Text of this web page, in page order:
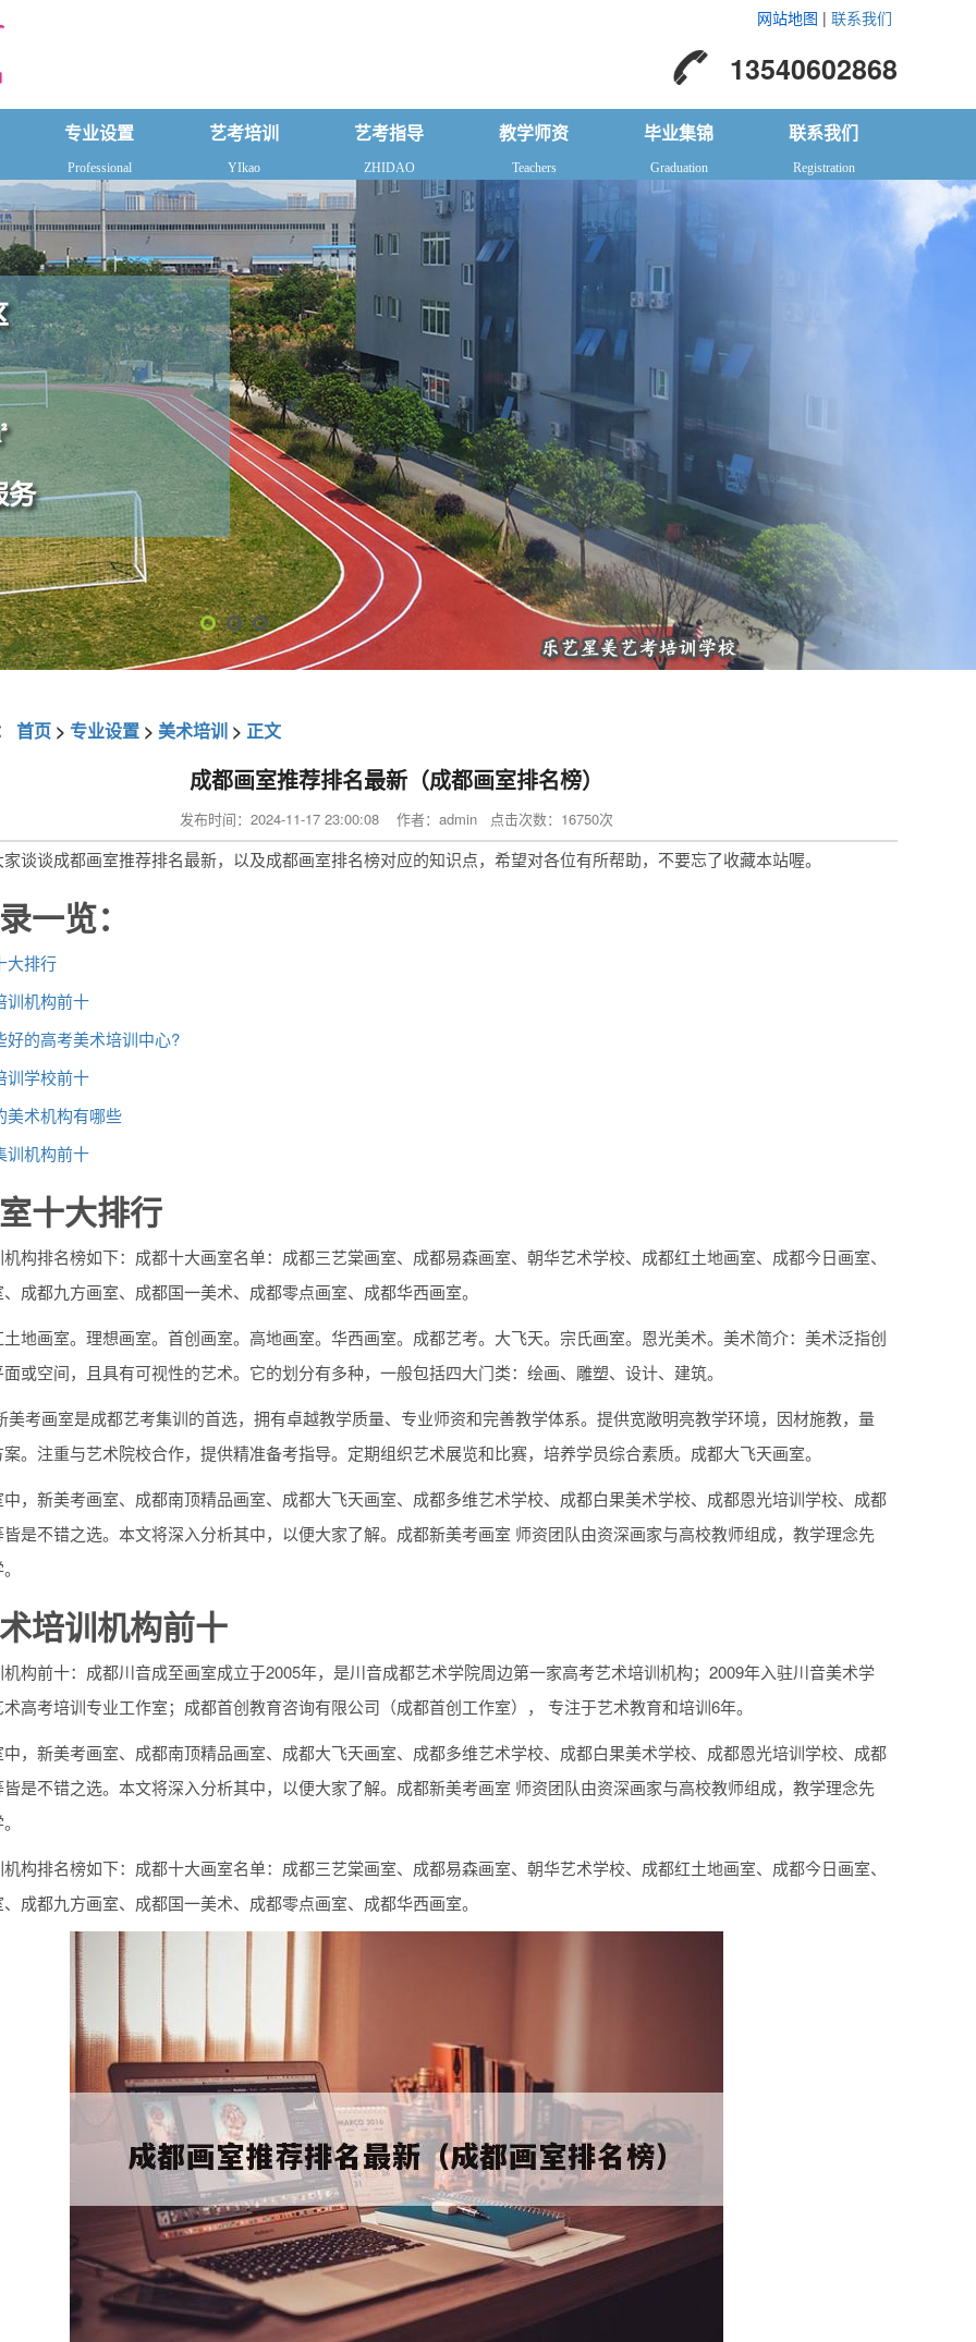
网站地图 | 联系我们
13540602868
专业设置
Professional
艺考培训
YIkao
艺考指导
ZHIDAO
教学师资
Teachers
毕业集锦
Graduation
联系我们
Registration
首页 > 专业设置 > 美术培训 > 正文
成都画室推荐排名最新（成都画室排名榜）
发布时间：2024-11-17 23:00:08 作者：admin 点击次数：16750次
谈谈成都画室推荐排名最新，以及成都画室排名榜对应的知识点，希望对各位有所帮助，不要忘了收藏本站喔。
一览：
大排行
训机构前十
好的高考美术培训中心?
训学校前十
美术机构有哪些
训机构前十
十大排行
构排名榜如下：成都十大画室名单：成都三艺棠画室、成都易森画室、朝华艺术学校、成都红土地画室、成都今日画室、
成都九方画室、成都国一美术、成都零点画室、成都华西画室。
地画室。理想画室。首创画室。高地画室。华西画室。成都艺考。大飞天。宗氏画室。恩光美术。美术简介：美术泛指创
或空间，且具有可视性的艺术。它的划分有多种，一般包括四大门类：绘画、雕塑、设计、建筑。
美考画室是成都艺考集训的首选，拥有卓越教学质量、专业师资和完善教学体系。提供宽敞明亮教学环境，因材施教，量
。注重与艺术院校合作，提供精准备考指导。定期组织艺术展览和比赛，培养学员综合素质。成都大飞天画室。
，新美考画室、成都南顶精品画室、成都大飞天画室、成都多维艺术学校、成都白果美术学校、成都恩光培训学校、成都
是不错之选。本文将深入分析其中，以便大家了解。成都新美考画室 师资团队由资深画家与高校教师组成，教学理念先
培训机构前十
构前十：成都川音成至画室成立于2005年，是川音成都艺术学院周边第一家高考艺术培训机构；2009年入驻川音美术学
高考培训专业工作室；成都首创教育咨询有限公司（成都首创工作室）， 专注于艺术教育和培训6年。
，新美考画室、成都南顶精品画室、成都大飞天画室、成都多维艺术学校、成都白果美术学校、成都恩光培训学校、成都
是不错之选。本文将深入分析其中，以便大家了解。成都新美考画室 师资团队由资深画家与高校教师组成，教学理念先
构排名榜如下：成都十大画室名单：成都三艺棠画室、成都易森画室、朝华艺术学校、成都红土地画室、成都今日画室、
成都九方画室、成都国一美术、成都零点画室、成都华西画室。